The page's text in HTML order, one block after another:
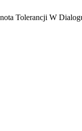
Tolerancji W